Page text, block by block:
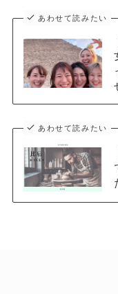
あわせて読みたい
あわせて読みたい